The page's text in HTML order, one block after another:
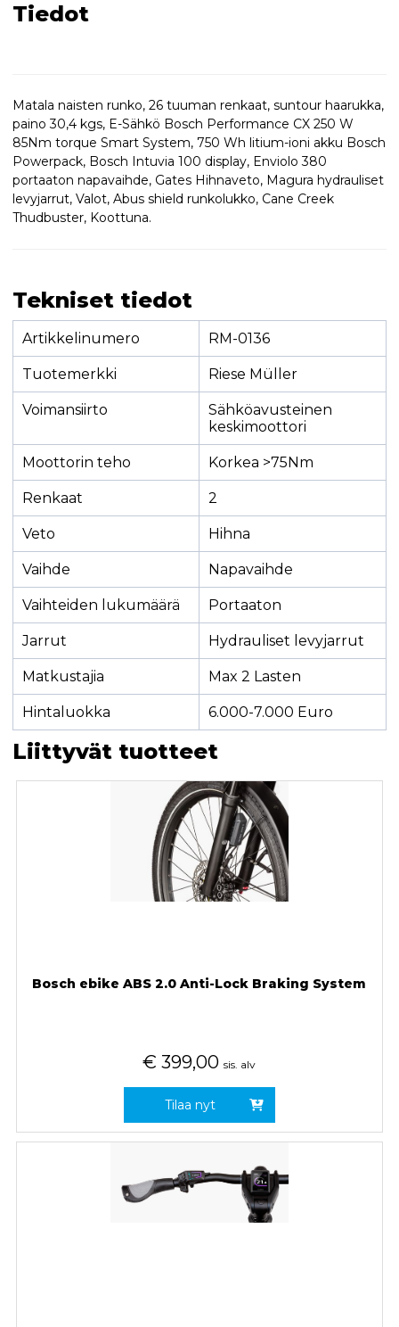
Tiedot
Matala naisten runko, 26 tuuman renkaat, suntour haarukka,
paino 30,4 kgs, E-Sähkö Bosch Performance CX 250 W
85Nm torque Smart System, 750 Wh litium-ioni akku Bosch
Powerpack, Bosch Intuvia 100 display, Enviolo 380
portaaton napavaihde, Gates Hihnaveto, Magura hydrauliset
levyjarrut, Valot, Abus shield runkolukko, Cane Creek
Thudbuster, Koottuna.
Tekniset tiedot
Artikkelinumero RM-0136
Tuotemerkki Riese Müller
Voimansiirto
Sähköavusteinen
keskimoottori
Moottorin teho Korkea >75Nm
Renkaat 2
Veto Hihna
Vaihde Napavaihde
Vaihteiden lukumäärä Portaaton
Jarrut Hydrauliset levyjarrut
Matkustajia Max 2 Lasten
Hintaluokka 6.000-7.000 Euro
Liittyvät tuotteet
Bosch ebike ABS 2.0 Anti-Lock Braking System
€ 399,00 sis. alv
Tilaa nyt